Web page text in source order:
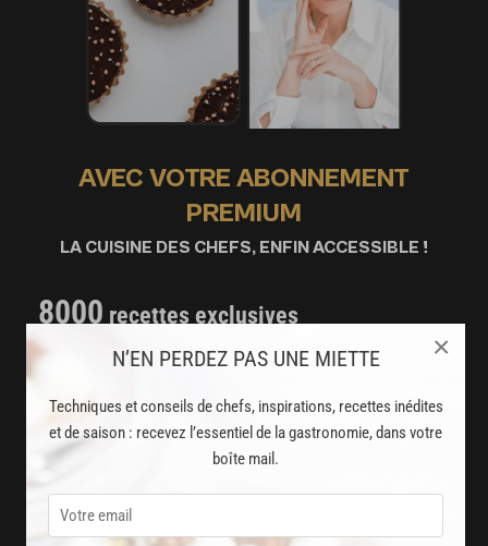
N’EN PERDEZ PAS UNE MIETTE
Techniques et conseils de chefs, inspirations, recettes inédites
et de saison : recevez l’essentiel de la gastronomie, dans votre
boîte mail.
×
AVEC VOTRE ABONNEMENT
PREMIUM
LA CUISINE DES CHEFS, ENFIN ACCESSIBLE !
8000 recettes exclusives
partagées par vos chefs préférés
2000vidéos de recettes
et techniques de cuisine et pâtisserie
disponibles chaque semaine